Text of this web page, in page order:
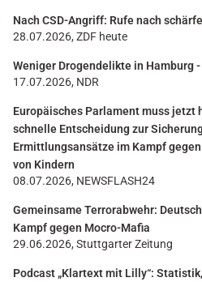
Nach CSD-Angriff: Rufe nach
28.07.2026, ZDF heute
Weniger Drogendelikte in Hamburg
17.07.2026, NDR
Europäisches Parlament muss jetzt
schnelle Entscheidung zur
Ermittlungsansätze im Kampf
von Kindern
08.07.2026, NEWSFLASH24
Gemeinsame Terrorabwehr:
Kampf gegen Mocro-Mafia
29.06.2026, Stuttgarter Zeitung
Podcast „Klartext mit Lilly“: